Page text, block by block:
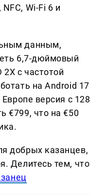
Wi-Fi 6 и
данным,
6,7-дюймовый
2X с частотой
на Android 17
версия с 128
€799, что на €50
добрых казанцев,
Делитеcь тем, что